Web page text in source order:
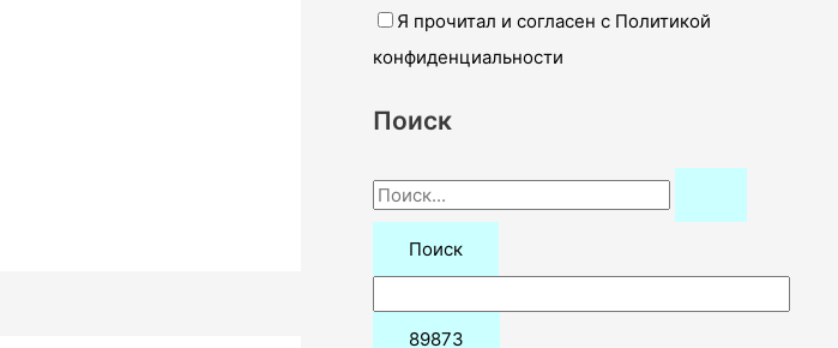
Я прочитал и согласен с Политикой
конфиденциальности
Поиск
П
о